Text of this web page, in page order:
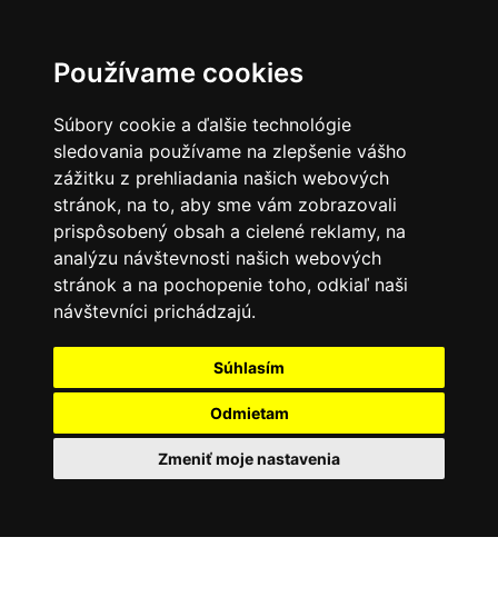
Používame cookies
Súbory cookie a ďalšie technológie
sledovania používame na zlepšenie vášho
zážitku z prehliadania našich webových
stránok, na to, aby sme vám zobrazovali
prispôsobený obsah a cielené reklamy, na
analýzu návštevnosti našich webových
stránok a na pochopenie toho, odkiaľ naši
návštevníci prichádzajú.
Súhlasím
Odmietam
Zmeniť moje nastavenia